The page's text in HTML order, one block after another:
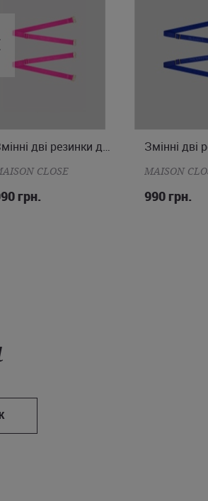
ONE SIZE Змінні дві резинки для стрінг
CLOSE
грн.
ONE
MAISON
990 грн.